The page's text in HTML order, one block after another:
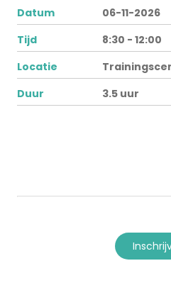
Datum
06-11-2026
Tijd
8:30 - 12:00
Locatie
Duur
3.5 uur